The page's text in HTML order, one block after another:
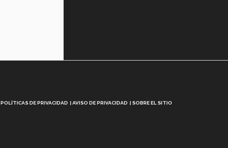
POLÍTICAS DE PRIVACIDAD AVISO DE PRIVACIDAD SOBRE EL SITIO